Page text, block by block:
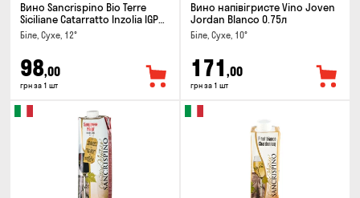
Вино Sancrispino Bio Terre
Siciliane Catarratto Inzolia IGP
0.5л
Біле, Сухе, 12°
98,00
грн за 1 шт
Вино напівігристе Vino Joven
Jordan Blanco 0.75л
Біле, Сухе, 10°
171 ,00
грн за 1 шт